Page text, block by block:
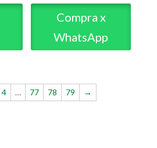
Compra x
WhatsApp
4 … 77 78 79 →